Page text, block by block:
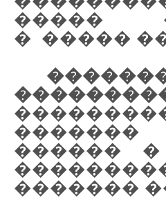
�����
� �����
������ �
�������